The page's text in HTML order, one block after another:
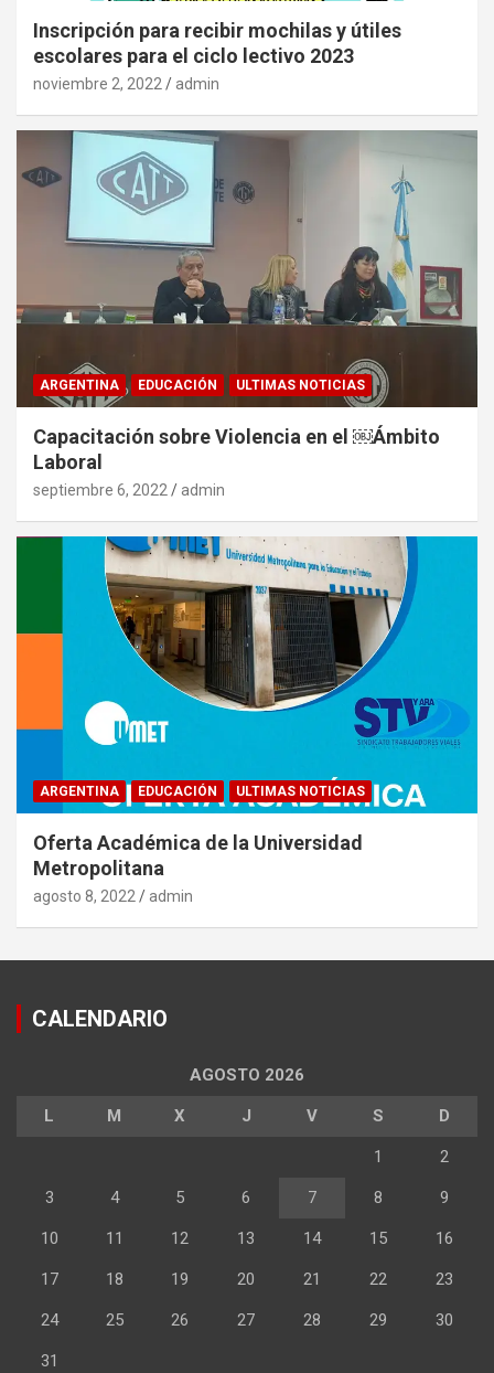
Inscripción para recibir mochilas y útiles
escolares para el ciclo lectivo 2023
noviembre 2, 2022 admin
ARGENTINA EDUCACIÓN ULTIMAS NOTICIAS
Capacitación sobre Violencia en el ￼Ámbito
Laboral
septiembre 6, 2022 admin
ARGENTINA EDUCACIÓN ULTIMAS NOTICIAS
Oferta Académica de la Universidad
Metropolitana
agosto 8, 2022 admin
CALENDARIO
AGOSTO 2026
L M X J V S D
1 2
3 4 5 6 7 8 9
10 11 12 13 14 15 16
17 18 19 20 21 22 23
24 25 26 27 28 29 30
31